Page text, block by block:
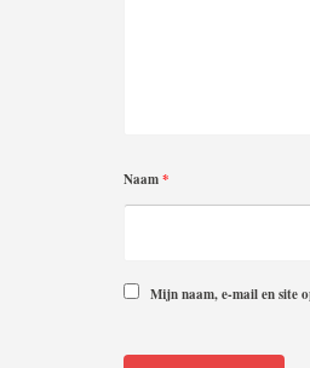
Naam*
Mijn naam, e-mail en site